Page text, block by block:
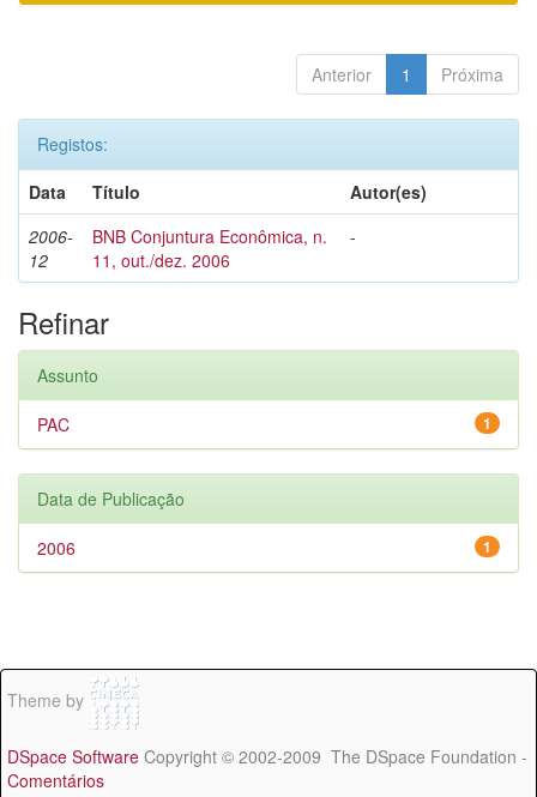
Anterior 1 Próxima
Registos:
Data
Título
Autor(es)
2006-
12
BNB Conjuntura Econômica, n.
11, out./dez. 2006
-
Refinar
Assunto
1
PAC
Data de Publicação
1
2006
Theme by
DSpace Software Copyright © 2002-2009 The DSpace Foundation -
Comentários